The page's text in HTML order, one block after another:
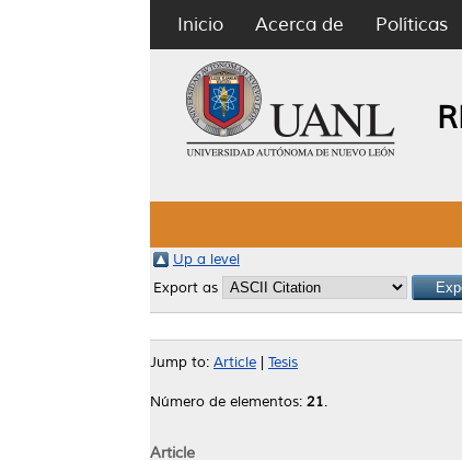
Inicio Acerca de Políticas
Up a level
Export as
Jump to: Article Tesis
Número de elementos: 21.
Article